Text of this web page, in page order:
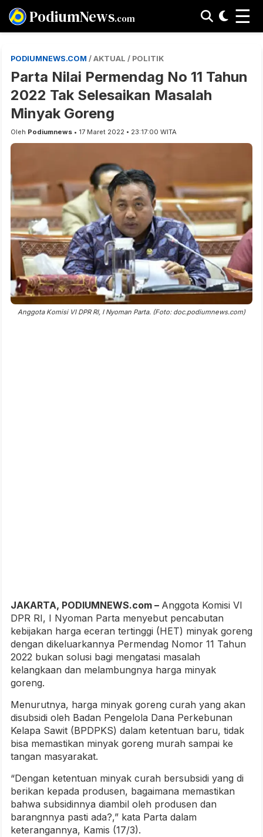
PodiumNews.com ☰
PODIUMNEWS.COM / AKTUAL / POLITIK
Parta Nilai Permendag No 11 Tahun
2022 Tak Selesaikan Masalah
Minyak Goreng
Oleh Podiumnews • 17 Maret 2022 • 23:17:00 WITA
Anggota Komisi VI DPR RI, I Nyoman Parta. (Foto: doc.podiumnews.com)
JAKARTA, PODIUMNEWS.com – Anggota Komisi VI
DPR RI, I Nyoman Parta menyebut pencabutan
kebijakan harga eceran tertinggi (HET) minyak goreng
dengan dikeluarkannya Permendag Nomor 11 Tahun
2022 bukan solusi bagi mengatasi masalah
kelangkaan dan melambungnya harga minyak
goreng.
Menurutnya, harga minyak goreng curah yang akan
disubsidi oleh Badan Pengelola Dana Perkebunan
Kelapa Sawit (BPDPKS) dalam ketentuan baru, tidak
bisa memastikan minyak goreng murah sampai ke
tangan masyarakat.
“Dengan ketentuan minyak curah bersubsidi yang di
berikan kepada produsen, bagaimana memastikan
bahwa subsidinnya diambil oleh produsen dan
barangnnya pasti ada?,” kata Parta dalam
keterangannya, Kamis (17/3).